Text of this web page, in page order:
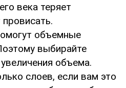
века теряет
провисать.
объемные
выбирайте
объема.
слоев, если вам это